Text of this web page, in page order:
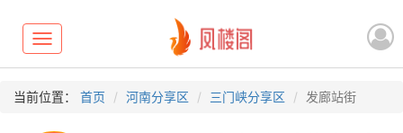
Toggle
navigation
当前位置： 首页 河南分享区 三门峡分享区 发廊站街